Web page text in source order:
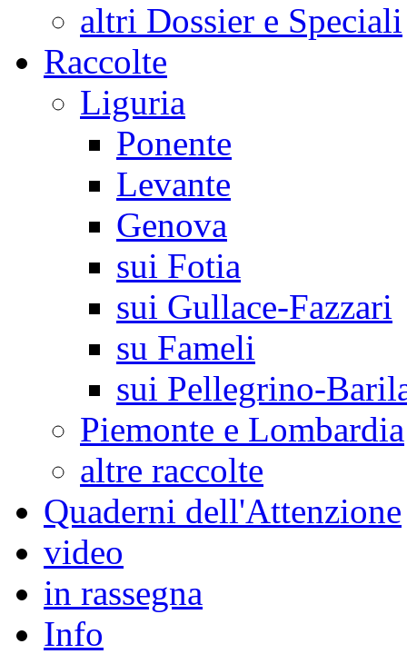
altri Dossier e Speciali
Raccolte
Liguria
Ponente
Levante
Genova
sui Fotia
sui Gullace-Fazzari
su Fameli
sui Pellegrino-
Piemonte e Lombardia
altre raccolte
Quaderni dell'Attenzione
video
in rassegna
Info